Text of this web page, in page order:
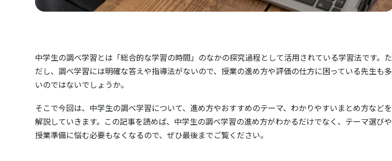
中学生の調べ学習とは「総合的な学習の時間」のなかの探究過程として活用されている学習法です。た
だし、調べ学習には明確な答えや指導法がないので、授業の進め方や評価の仕方に困っている先生も多
いのではないでしょうか。
そこで今回は、中学生の調べ学習について、進め方やおすすめのテーマ、わかりやすいまとめ方などを
解説していきます。この記事を読めば、中学生の調べ学習の進め方がわかるだけでなく、テーマ選びや
授業準備に悩む必要もなくなるので、ぜひ最後までご覧ください。